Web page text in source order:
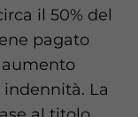
il 50% del
pagato
La